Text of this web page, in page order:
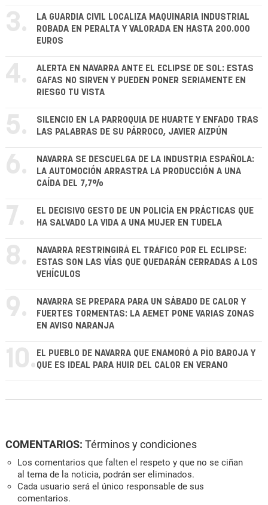
3.
LA GUARDIA CIVIL LOCALIZA MAQUINARIA INDUSTRIAL
ROBADA EN PERALTA Y VALORADA EN HASTA 200.000
EUROS
4.
ALERTA EN NAVARRA ANTE EL ECLIPSE DE SOL: ESTAS
GAFAS NO SIRVEN Y PUEDEN PONER SERIAMENTE EN
RIESGO TU VISTA
5.
SILENCIO EN LA PARROQUIA DE HUARTE Y ENFADO TRAS
LAS PALABRAS DE SU PÁRROCO, JAVIER AIZPÚN
6.
NAVARRA SE DESCUELGA DE LA INDUSTRIA ESPAÑOLA:
LA AUTOMOCIÓN ARRASTRA LA PRODUCCIÓN A UNA
CAÍDA DEL 7,7%
7.
EL DECISIVO GESTO DE UN POLICÍA EN PRÁCTICAS QUE
HA SALVADO LA VIDA A UNA MUJER EN TUDELA
8.
NAVARRA RESTRINGIRÁ EL TRÁFICO POR EL ECLIPSE:
ESTAS SON LAS VÍAS QUE QUEDARÁN CERRADAS A LOS
VEHÍCULOS
9.
NAVARRA SE PREPARA PARA UN SÁBADO DE CALOR Y
FUERTES TORMENTAS: LA AEMET PONE VARIAS ZONAS
EN AVISO NARANJA
10. EL PUEBLO DE NAVARRA QUE ENAMORÓ A PÍO BAROJA Y
QUE ES IDEAL PARA HUIR DEL CALOR EN VERANO
COMENTARIOS: Términos y condiciones
Los comentarios que falten el respeto y que no se ciñan
al tema de la noticia, podrán ser eliminados.
Cada usuario será el único responsable de sus
comentarios.